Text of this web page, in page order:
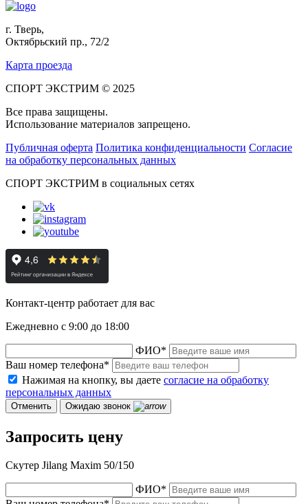
г. Тверь,
Октябрьский пр., 72/2
Карта проезда
СПОРТ ЭКСТРИМ © 2025
Все права защищены.
Использование материалов запрещено.
Публичная оферта Политика конфиденциальности Согласие
на обработку персональных данных
СПОРТ ЭКСТРИМ в социальных сетях
Контакт-центр работает для вас
Ежедневно с 9:00 до 18:00
ФИО*
Ваш номер телефона*
Нажимая на кнопку, вы даете согласие на обработку
персональных данных
Отменить Ожидаю звонок
Запросить цену
Скутер Jilang Maxim 50/150
ФИО*